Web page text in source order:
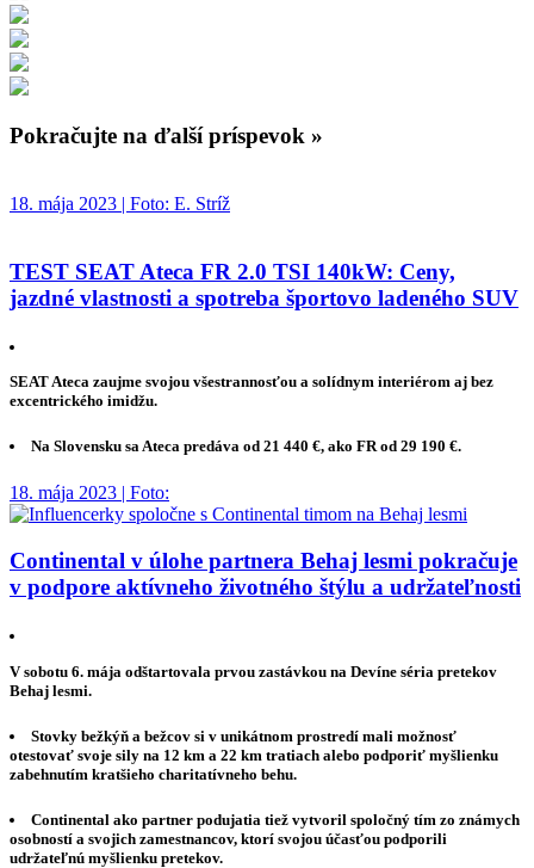
Pokračujte na ďalší príspevok »
18. mája 2023 | Foto: E. Stríž
TEST SEAT Ateca FR 2.0 TSI 140kW: Ceny,
jazdné vlastnosti a spotreba športovo ladeného SUV
SEAT Ateca zaujme svojou všestrannosťou a solídnym interiérom aj bez
excentrického imidžu.
Na Slovensku sa Ateca predáva od 21 440 €, ako FR od 29 190 €.
18. mája 2023 | Foto:
Continental v úlohe partnera Behaj lesmi pokračuje
v podpore aktívneho životného štýlu a udržateľnosti
V sobotu 6. mája odštartovala prvou zastávkou na Devíne séria pretekov
Behaj lesmi.
Stovky bežkýň a bežcov si v unikátnom prostredí mali možnosť
otestovať svoje sily na 12 km a 22 km tratiach alebo podporiť myšlienku
zabehnutím kratšieho charitatívneho behu.
Continental ako partner podujatia tiež vytvoril spoločný tím zo známych
osobností a svojich zamestnancov, ktorí svojou účasťou podporili
udržateľnú myšlienku pretekov.